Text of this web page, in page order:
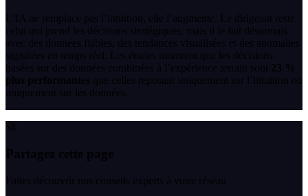
L’IA ne remplace pas l’intuition, elle l’augmente. Le dirigeant reste
celui qui prend les décisions stratégiques, mais il le fait désormais
avec des données fiables, des tendances visualisées et des anomalies
signalées en temps réel. Les études montrent que les décisions
basées sur des données combinées à l’expérience terrain sont 23 %
plus performantes que celles reposant uniquement sur l’intuition ou
uniquement sur les données.
🚀
Partagez cette page
Faites découvrir nos conseils experts à votre réseau